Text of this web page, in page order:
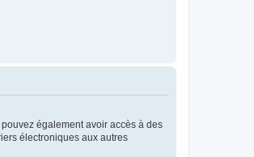
également avoir accès à des
électroniques aux autres